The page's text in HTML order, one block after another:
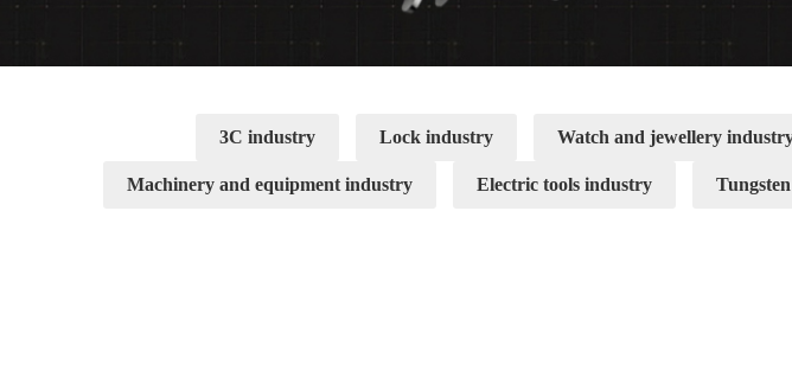
3C industry Lock industry Watch and jewellery
Machinery and equipment industry Electric tools industry